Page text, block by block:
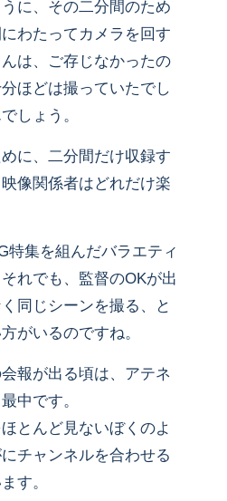
に、その二分間のため
わたってカメラを回す
は、ご存じなかったの
ほどは撮っていたでし
しょう。
に、二分間だけ収録す
像関係者はどれだけ楽
集を組んだバラエティ
れでも、監督のOKが出
同じシーンを撮る、と
がいるのですね。
報が出る頃は、アテネ
中です。
とんど見ないぼくのよ
チャンネルを合わせる
す。